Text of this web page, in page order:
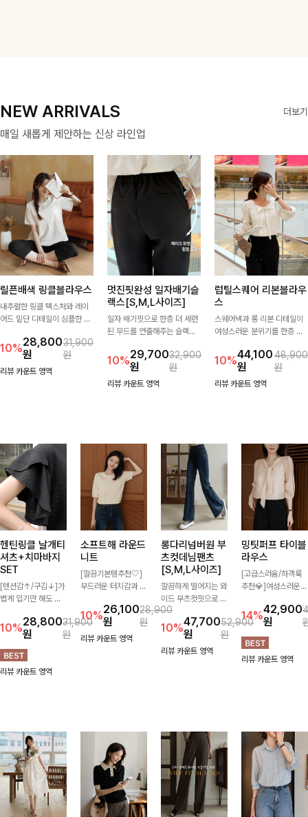
NEW ARRIVALS 더보기
매일 새롭게 제안하는 신상 라인업
릴픈배색 링클블라우스
내추럴한 링클 텍스처와 레이
어드 밑단 디테일이 심플한 디
볍게 툭 입기만 해도 멋스러운
스타일을 완성해드려요- 여유
로운 핏으로 군살은 자연스럽
10%28,800
원
31,900
원
리뷰 카운트 영역
멋진핏완성 일자배기슬
랙스[S,M,L사이즈]
일자 배기핏으로 한층 더 세련
된 무드를 연출해주는 슬랙스
장으로 상의를 어떤 스타일과
매치해도 멋스럽게 완성돼요.
10%29,700
원
32,900
원
리뷰 카운트 영역
럽틸스퀘어 리본블라우
스
스퀘어넥과 롱 리본 디테일이
여성스러운 분위기를 한층 더
스럽게 잡힌 셔링과 봉긋한 소
매가 여리한 실루엣을 연출해
특별한 날은 물론 데일리룩으
10%44,100
원
48,900
원
리뷰 카운트 영역
헨틴링클 날개티
셔츠+치마바지
SET
[텐션감↑/구김↓]가
볍게 입기만 해도 코
아이템으로, 자연스럽
게 퍼지는 프릴 날개
소매가 우아한 포인트
를 더해드립니다💕
잔잔한 링클 텍스처
10%28,800
원
31,900
원
리뷰 카운트 영역
소프트해 라운드
니트
[깔끔기본템추천🤍]
부드러운 터치감과 군
로 매일 손이 가는 자
체제작 니트입니다.
자연스럽게 떨어지는
10%26,100
원
28,900
원
리뷰 카운트 영역
롱다리넘버원 부
츠컷데님팬츠
[S,M,L사이즈]
깔끔하게 떨어지는 와
이드 부츠컷핏으로 다
리 라인을 길어 보이
게 연출해주는 데님
팬츠입니다. 은은한
워싱이 더해져 캐주얼
10%47,700
원
52,900
원
리뷰 카운트 영역
밍팃퍼프 타이블
라우스
[고급스러움/하객룩
추천💎]여성스러운
디테일이 어우러져 우
아한 무드를 완성해주
는 7부 블라우스 🤍
여유로운 7부 소매로
편안하게 착용되며 데
14%42,900
원
리뷰 카운트 영역